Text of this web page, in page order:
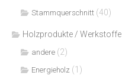
Stammquerschnitt (40)
Holzprodukte / Werkstoffe
andere (2)
Energieholz (1)